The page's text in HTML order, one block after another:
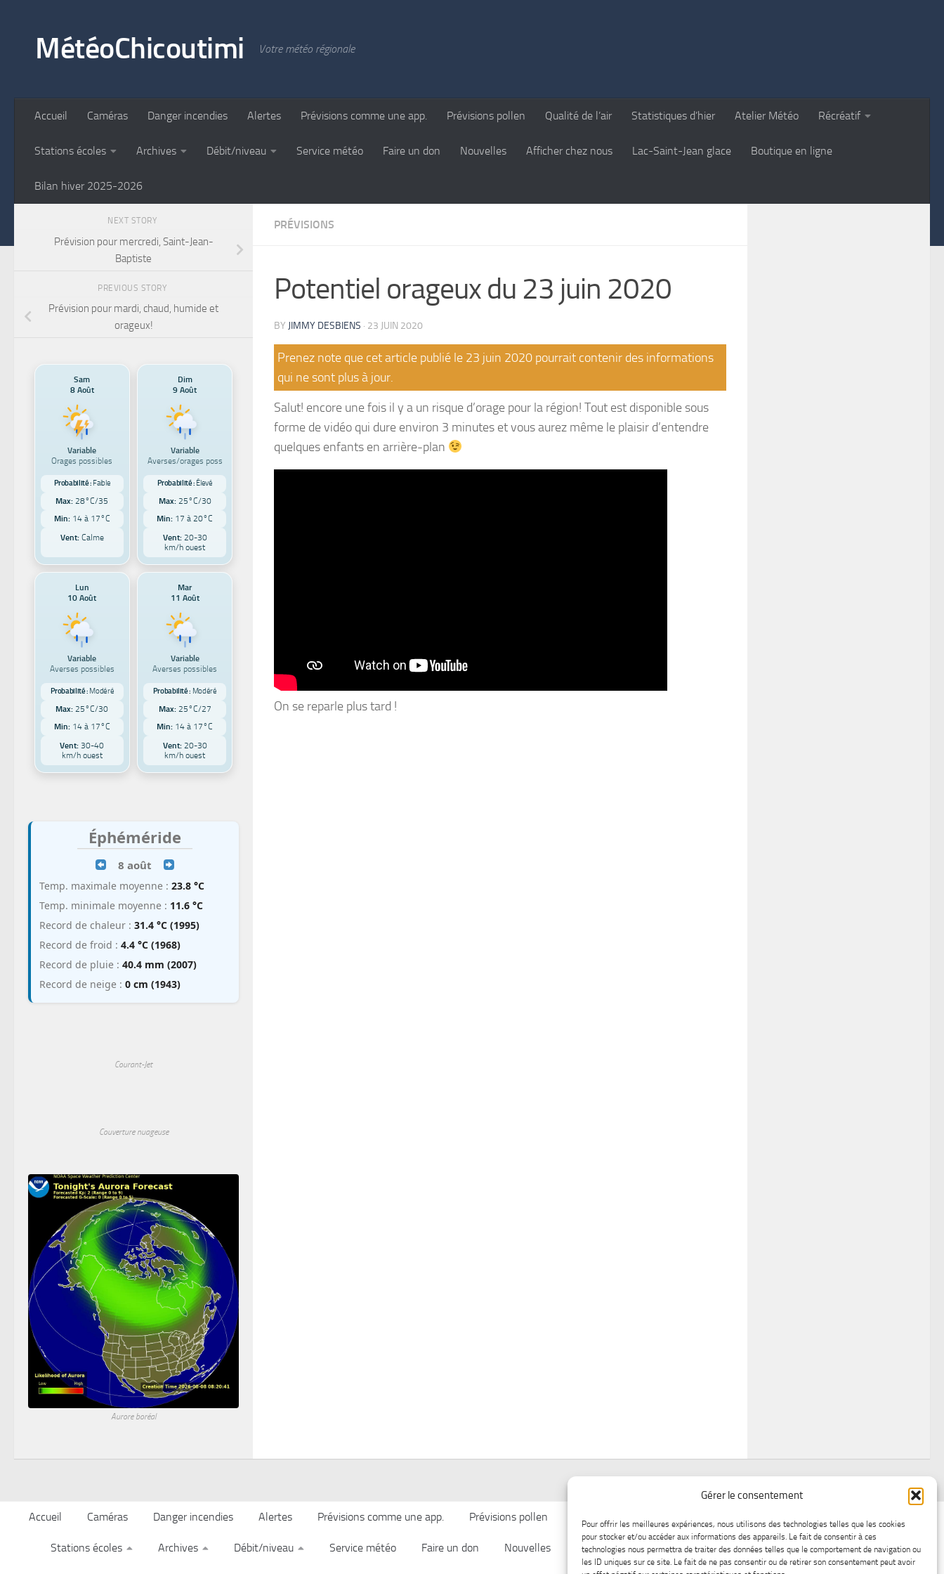
Gérer le consentement
Pour offrir les meilleures expériences, nous utilisons des technologies telles que les cookies
pour stocker et/ou accéder aux informations des appareils. Le fait de consentir à ces
technologies nous permettra de traiter des données telles que le comportement de navigation ou
les ID uniques sur ce site. Le fait de ne pas consentir ou de retirer son consentement peut avoir
MétéoChicoutimi Votre météo régionale
Accueil Caméras Danger incendies Alertes Prévisions comme une app. Prévisions pollen Qualité de l’air Statistiques d’hier Atelier Météo Récréatif
Stations écoles Archives Débit/niveau Service météo Faire un don Nouvelles Afficher chez nous Lac-Saint-Jean glace Boutique en ligne
Bilan hiver 2025-2026
PRÉVISIONS
Potentiel orageux du 23 juin 2020
BY JIMMY DESBIENS · 23 JUIN 2020
Prenez note que cet article publié le 23 juin 2020 pourrait contenir des informations
qui ne sont plus à jour.
Salut! encore une fois il y a un risque d’orage pour la région! Tout est disponible sous
forme de vidéo qui dure environ 3 minutes et vous aurez même le plaisir d’entendre
quelques enfants en arrière-plan
On se reparle plus tard !
NEXT STORY
Prévision pour mercredi, Saint-Jean-
Baptiste
PREVIOUS STORY
Prévision pour mardi, chaud, humide et
orageux!
Sam
8 Août
Variable
Orages possibles
Probabilité : Faible
Max: 28°C/35
Min: 14 à 17°C
Vent:Calme
Dim
9 Août
Variable
Averses/orages poss
Probabilité : Élevé
Max: 25°C/30
Min: 17 à 20°C
Vent:20-30
km/h ouest
Lun
10 Août
Variable
Averses possibles
Probabilité : Modéré
Max: 25°C/30
Min: 14 à 17°C
Vent: 30-40
km/h ouest
Mar
11 Août
Variable
Averses possibles
Probabilité : Modéré
Max: 25°C/27
Min: 14 à 17°C
Vent:20-30
km/h ouest
Éphéméride
8 août
Temp. maximale moyenne : 23.8 °C
Temp. minimale moyenne : 11.6 °C
Record de chaleur : 31.4 °C (1995)
Record de froid : 4.4 °C (1968)
Record de pluie : 40.4 mm (2007)
Record de neige : 0 cm (1943)
Courant-Jet
Couverture nuageuse
Aurore boréal
Accueil Caméras Danger incendies Alertes Prévisions comme une app. Prévisions pollen
Stations écoles Archives Débit/niveau Service météo Faire un don Nouvelles Afficher chez nous Lac-Saint-Jean glace Boutique en ligne